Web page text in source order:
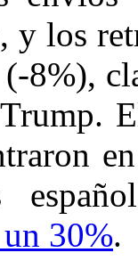
y los
8%),
30%.